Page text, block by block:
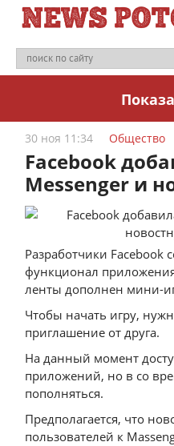
30 ноя 11:34 Общество
Facebook
Messenger и
Разработчики Facebook
функционал
ленты дополнен мини-
Чтобы начать игру,
приглашение от друга.
На данный момент
приложений, но в со
пополняться.
Предполагается, что
пользователей к